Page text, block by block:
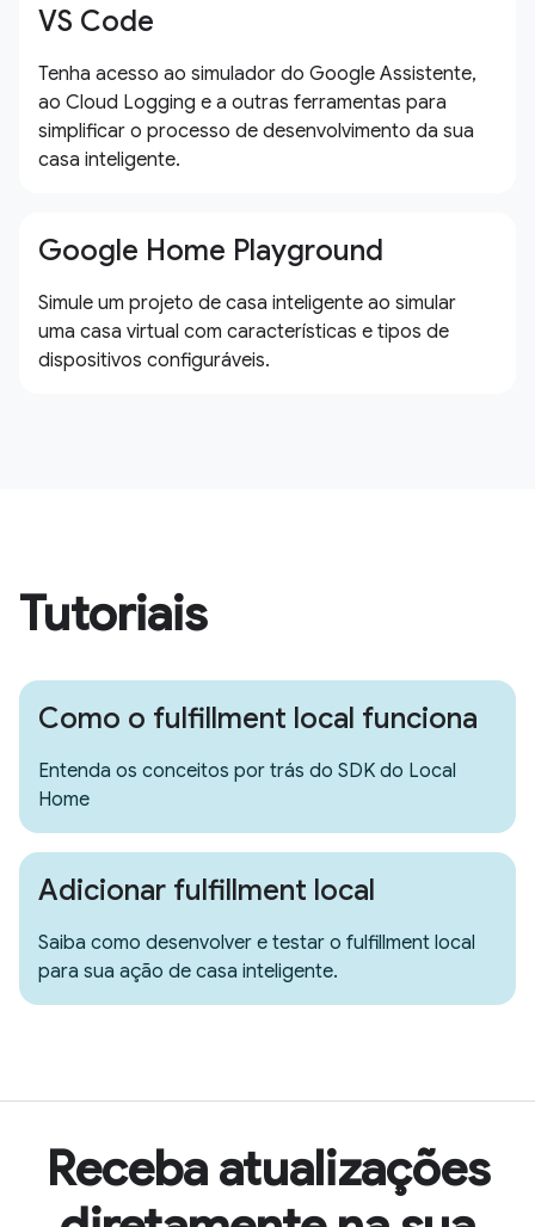
VS Code
Tenha acesso ao simulador do Google Assistente,
ao Cloud Logging e a outras ferramentas para
simplificar o processo de desenvolvimento da sua
casa inteligente.
Google Home Playground
Simule um projeto de casa inteligente ao simular
uma casa virtual com características e tipos de
dispositivos configuráveis.
Tutoriais
Como o fulfillment local funciona
Entenda os conceitos por trás do SDK do Local
Home
Adicionar fulfillment local
Saiba como desenvolver e testar o fulfillment local
para sua ação de casa inteligente.
Receba atualizações